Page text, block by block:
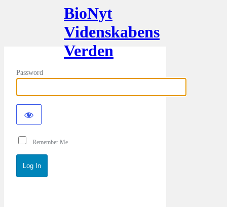
BioNyt
Videnskabens
Verden
Password
Remember Me